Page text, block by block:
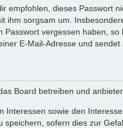
empfohlen, dieses Passwort
ihm sorgsam um.
vergessen haben, so
E-Mail-Adresse und
Board betreiben und
sowie den
sofern dies zur